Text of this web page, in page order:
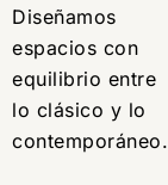
Diseñamos
espacios con
equilibrio entre
lo clásico y lo
contemporáneo.